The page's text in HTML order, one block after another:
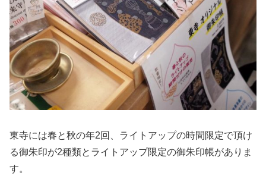
東寺には春と秋の年2回、ライトアップの時間限定で頂け
る御朱印が2種類とライトアップ限定の御朱印帳がありま
す。